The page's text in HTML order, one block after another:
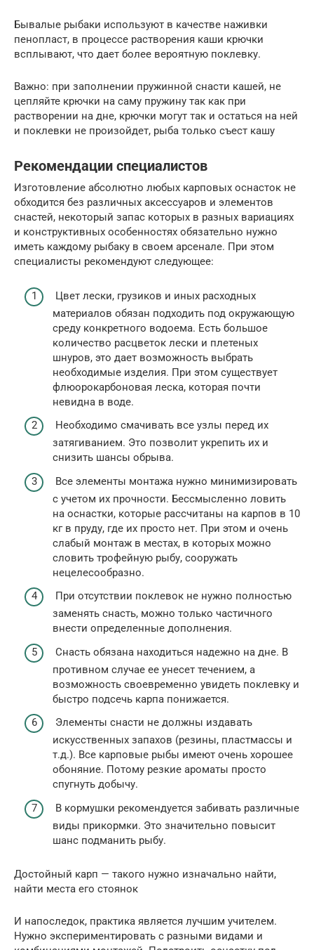
Бывалые рыбаки используют в качестве наживки
пенопласт, в процессе растворения каши крючки
всплывают, что дает более вероятную поклевку.
Важно: при заполнении пружинной снасти кашей, не
цепляйте крючки на саму пружину так как при
растворении на дне, крючки могут так и остаться на ней
и поклевки не произойдет, рыба только съест кашу
Рекомендации специалистов
Изготовление абсолютно любых карповых оснасток не
обходится без различных аксессуаров и элементов
снастей, некоторый запас которых в разных вариациях
и конструктивных особенностях обязательно нужно
иметь каждому рыбаку в своем арсенале. При этом
специалисты рекомендуют следующее:
Цвет лески, грузиков и иных расходных
материалов обязан подходить под окружающую
среду конкретного водоема. Есть большое
количество расцветок лески и плетеных
шнуров, это дает возможность выбрать
необходимые изделия. При этом существует
флюорокарбоновая леска, которая почти
невидна в воде.
Необходимо смачивать все узлы перед их
затягиванием. Это позволит укрепить их и
снизить шансы обрыва.
Все элементы монтажа нужно минимизировать
с учетом их прочности. Бессмысленно ловить
на оснастки, которые рассчитаны на карпов в 10
кг в пруду, где их просто нет. При этом и очень
слабый монтаж в местах, в которых можно
словить трофейную рыбу, сооружать
нецелесообразно.
При отсутствии поклевок не нужно полностью
заменять снасть, можно только частичного
внести определенные дополнения.
Снасть обязана находиться надежно на дне. В
противном случае ее унесет течением, а
возможность своевременно увидеть поклевку и
быстро подсечь карпа понижается.
Элементы снасти не должны издавать
искусственных запахов (резины, пластмассы и
т.д.). Все карповые рыбы имеют очень хорошее
обоняние. Потому резкие ароматы просто
спугнуть добычу.
В кормушки рекомендуется забивать различные
виды прикормки. Это значительно повысит
шанс подманить рыбу.
Достойный карп — такого нужно изначально найти,
найти места его стоянок
И напоследок, практика является лучшим учителем.
Нужно экспериментировать с разными видами и